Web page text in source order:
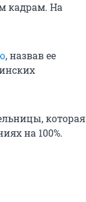
кадрам. На
, назвав ее
которая
на 100%.